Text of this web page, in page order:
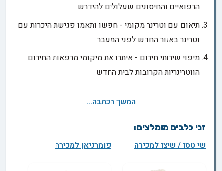
הרפואיים והחיסונים שעלולים להידרש
תיאום עם וטרינר מקומי - חפשו ותאמו פגישת היכרות עם
וטרינר באזור החדש לפני המעבר
מיפוי שירותי חירום - איתרו את מיקומי מרפאות החירום
הווטרינריות הקרובות לבית החדש
המשך הכתבה...
זני כלבים מומלצים:
שי טסו / שיצו למכירה פומרניאן למכירה